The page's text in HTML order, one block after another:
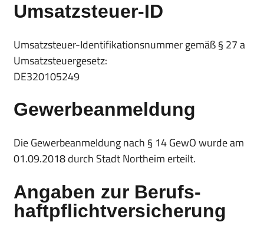
Umsatzsteuer-ID
Umsatzsteuer-Identifikationsnummer gemäß § 27 a
Umsatzsteuergesetz:
DE320105249
Gewerbeanmeldung
Die Gewerbeanmeldung nach § 14 GewO wurde am
01.09.2018 durch Stadt Northeim erteilt.
Angaben zur Berufs­
haftpflicht­versicherung